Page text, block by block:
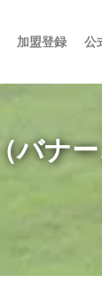
加盟登録 公
バナー